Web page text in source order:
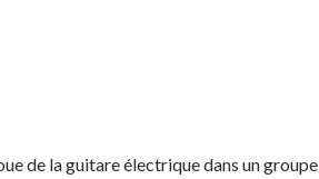
de la guitare électrique dans un groupe